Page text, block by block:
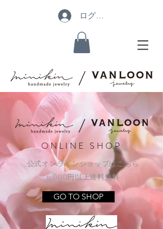
ログイン
ONLINE SHOP
公式オンラインショップはこちら
6,000円以上送料無料
GO TO SHOP